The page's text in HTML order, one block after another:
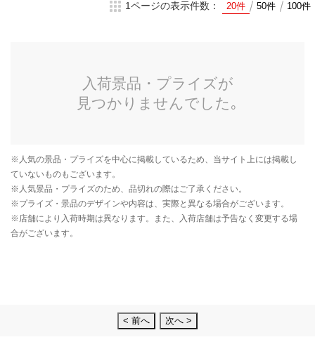
1ページの表示件数： 20件 50件 100件
< 前へ 次へ >